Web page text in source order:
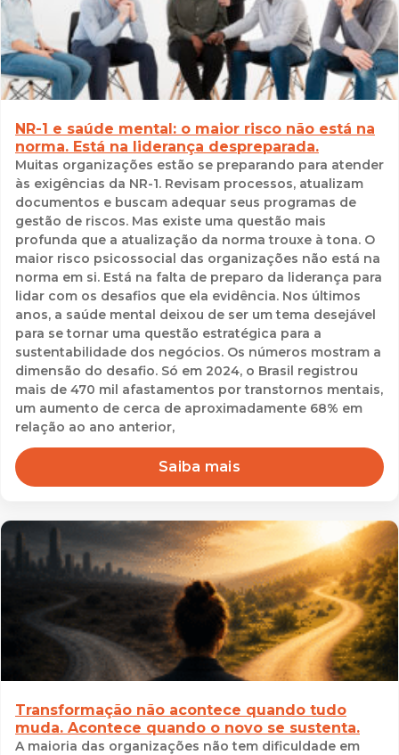
NR-1 e saúde mental: o maior risco não está na
norma. Está na liderança despreparada.
Muitas organizações estão se preparando para atender
às exigências da NR-1. Revisam processos, atualizam
documentos e buscam adequar seus programas de
gestão de riscos. Mas existe uma questão mais
profunda que a atualização da norma trouxe à tona. O
maior risco psicossocial das organizações não está na
norma em si. Está na falta de preparo da liderança para
lidar com os desafios que ela evidência. Nos últimos
anos, a saúde mental deixou de ser um tema desejável
para se tornar uma questão estratégica para a
sustentabilidade dos negócios. Os números mostram a
dimensão do desafio. Só em 2024, o Brasil registrou
mais de 470 mil afastamentos por transtornos mentais,
um aumento de cerca de aproximadamente 68% em
relação ao ano anterior,
Saiba mais
Transformação não acontece quando tudo
muda. Acontece quando o novo se sustenta.
A maioria das organizações não tem dificuldade em